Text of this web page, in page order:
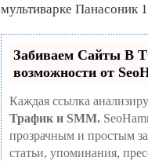
мультиварке Панасоник
Забиваем Сайты
возможности от
Каждая ссылка
Трафик и SMM.
прозрачным и простым
статьи, упоминания,